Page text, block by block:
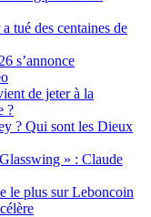
tué des centaines de
s’annonce
de jeter à la
?
? Qui sont les Dieux
» : Claude
le plus sur Leboncoin